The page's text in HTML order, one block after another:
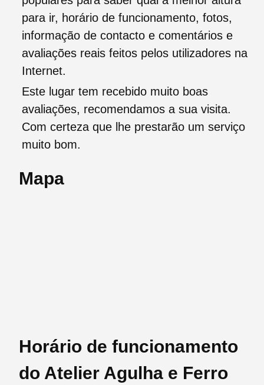
para ir, horário de funcionamento, fotos,
informação de contacto e comentários e
avaliações reais feitos pelos utilizadores na
Internet.
Este lugar tem recebido muito boas
avaliações, recomendamos a sua visita.
Com certeza que lhe prestarão um serviço
muito bom.
Mapa
Horário de funcionamento
do Atelier Agulha e Ferro